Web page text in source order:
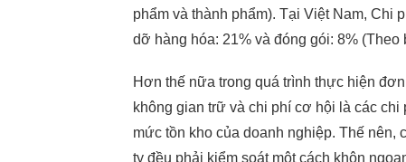
phẩm và thành phẩm). Tại Việt Nam, Chi
dỡ hàng hóa: 21% và đóng gói: 8%
Hơn thế nữa trong quá trình thực hiện
không gian trữ và chi phí cơ hội là các
mức tồn kho của doanh nghiệp. Thế nên,
ty đều phải kiểm soát một cách khôn